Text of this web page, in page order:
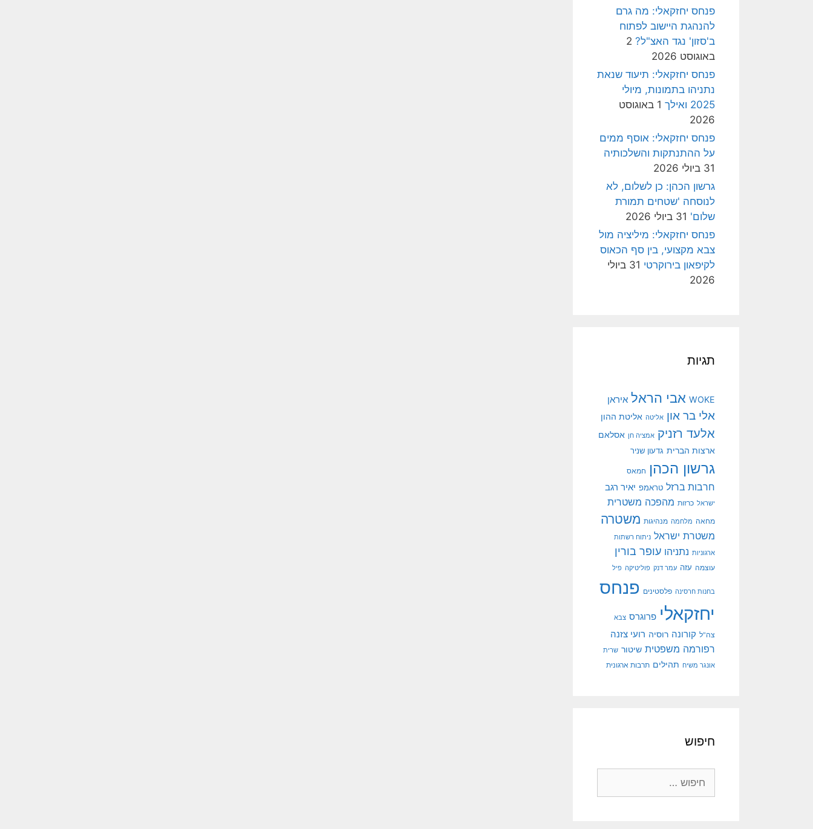
פנחס יחזקאלי: מה גרם
להנהגת היישוב לפתוח
ב'סזון' נגד האצ"ל? 2
באוגוסט 2026
פנחס יחזקאלי: תיעוד שנאת
נתניהו בתמונות, מיולי
2025 ואילך
1 באוגוסט
2026
פנחס יחזקאלי: אוסף ממים
על ההתנתקות והשלכותיה
31 ביולי 2026
גרשון הכהן: כן לשלום, לא
לנוסחה 'שטחים תמורת
שלום' 31 ביולי 2026
פנחס יחזקאלי: מיליציה מול
צבא מקצועי, בין סף הכאוס
לקיפאון בירוקרטי
31 ביולי
2026
תגיות
WOKE אבי הראל איראן
אלי בר און אליטה אליטת ההון
אלעד רזניק אמציה חן אסלאם
ארצות הברית גדעון שניר
גרשון הכהן חמאס
חרבות ברזל טראמפ יאיר רגב
ישראל כרזות מהפכה משטרית
מחאה מלחמה מנהיגות משטרה
משטרת ישראל ניתוח רשתות
ארגוניות נתניהו עופר בורין
עוצמה עזה עמר דנק פוליטיקה פיל
בחנות חרסינה פלסטינים פנחס
יחזקאלי פרוגרס צבא
צה"ל קורונה רוסיה רועי צזנה
רפורמה משפטית שיטור שרית
אונגר משיח תהילים תרבות ארגונית
חיפוש